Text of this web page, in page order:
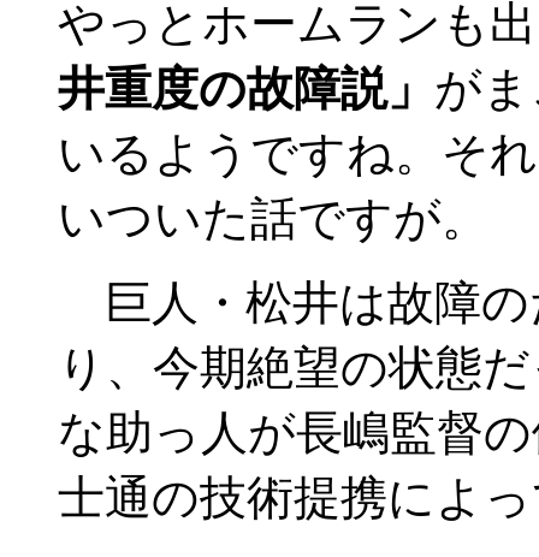
やっとホームランも
井重度の故障説」 が
いるようですね。そ
いついた話ですが。
巨人・松井は故障の
り、今期絶望の状態
な助っ人が長嶋監督
士通の技術提携によ